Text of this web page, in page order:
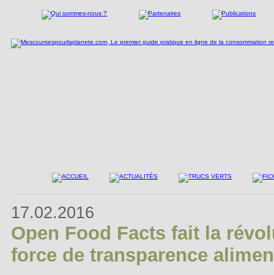
17.02.2016
Open Food Facts fait la
force de transparence